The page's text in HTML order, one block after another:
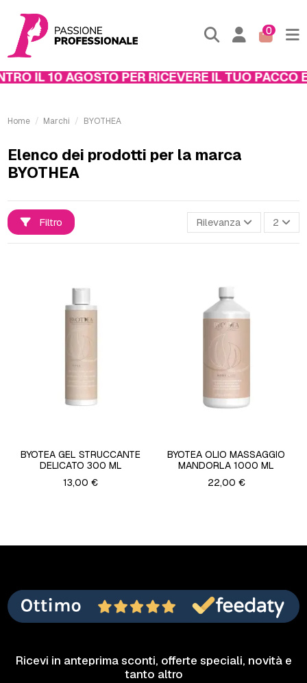
0
IL 10 AGOSTO PER RICEVERE IL TUO PACCO
Home Marchi BYOTHEA
Elenco dei prodotti per la marca
BYOTHEA
Filtro Rilevanza 2
BYOTEA GEL STRUCCANTE
DELICATO 300 ML
13,00 €
BYOTEA OLIO MASSAGGIO
MANDORLA 1000 ML
22,00 €
Ricevi in anteprima sconti, offerte speciali, novità e
tanto altro